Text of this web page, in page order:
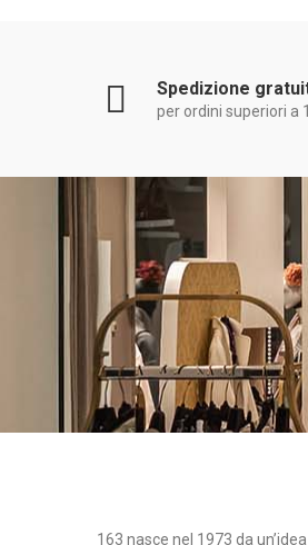
Spedizione
per ordini superiori a
163 nasce nel 1973 da